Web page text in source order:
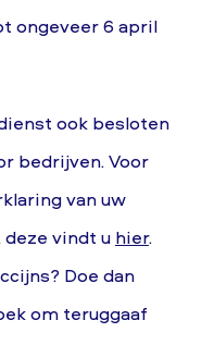
ongeveer 6 april
ook besloten
bedrijven. Voor
van uw
vindt u hier.
Doe dan
om teruggaaf